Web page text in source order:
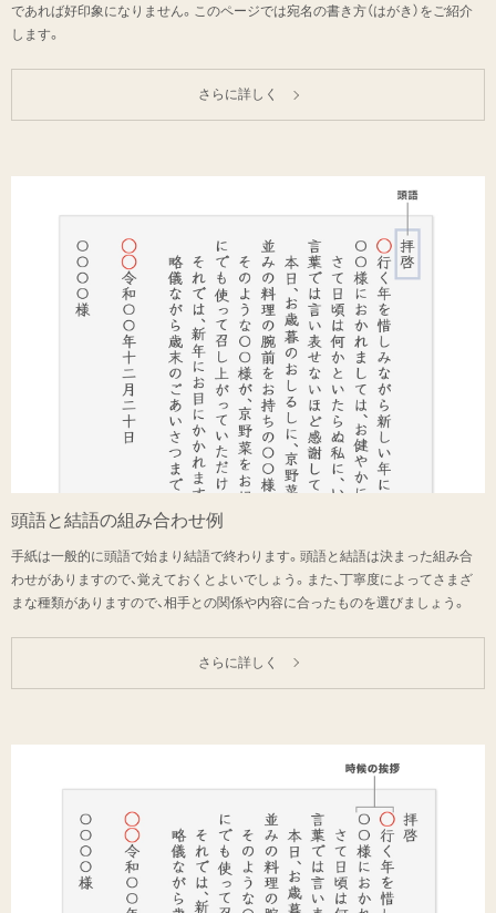
であれば好印象になりません。このページでは宛名の書き方（はがき）をご紹介
します。
さらに詳しく
頭語と結語の組み合わせ例
手紙は一般的に頭語で始まり結語で終わります。頭語と結語は決まった組み合
わせがありますので、覚えておくとよいでしょう。また、丁寧度によってさまざ
まな種類がありますので、相手との関係や内容に合ったものを選びましょう。
さらに詳しく